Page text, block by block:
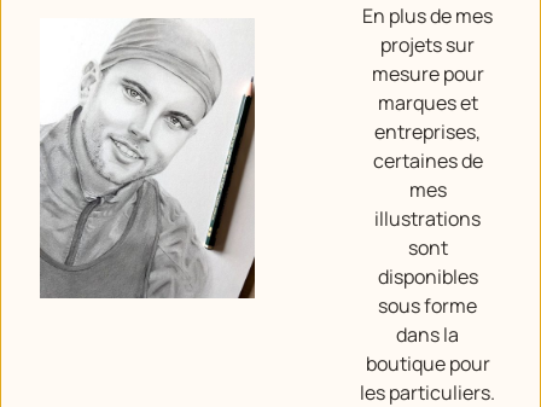
En plus de mes
projets sur
mesure pour
marques et
entreprises,
certaines de
mes
illustrations
sont
disponibles
sous forme
dans la
boutique pour
les particuliers.